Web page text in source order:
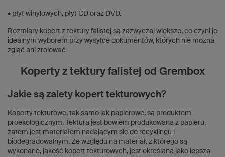
• płyt winylowych, płyt CD oraz DVD.
Rozmiary kopert z tektury falistej są zazwyczaj większe, co czyni je
idealnym wyborem przy wysyłce dokumentów, których nie można
zgiąć ani zrolować
Koperty z tektury falistej od Grembox
Jakie są zalety kopert tekturowych?
Koperty tekturowe, tak samo jak papierowe, są produktem
proekologicznym. Tektura jest bowiem produkowana z papieru,
zatem jest materiałem nadającym się do recyklingu i
biodegradowalnym. Ze względu na materiał, z którego są
wykonane, jakość kopert tekturowych, jest określana jako lepsza